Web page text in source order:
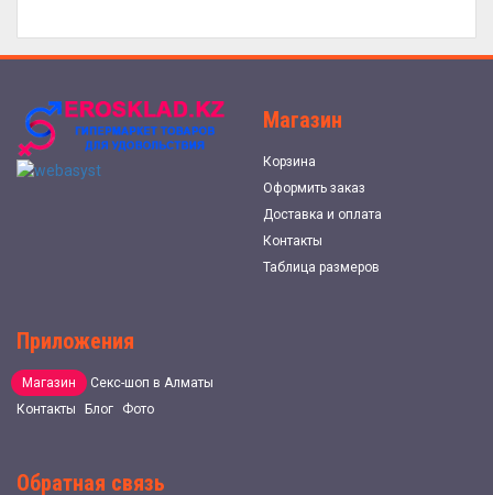
Магазин
Корзина
Оформить заказ
Доставка и оплата
Контакты
Таблица размеров
Приложения
Магазин
Секс-шоп в Алматы
Контакты
Блог Фото
Обратная связь